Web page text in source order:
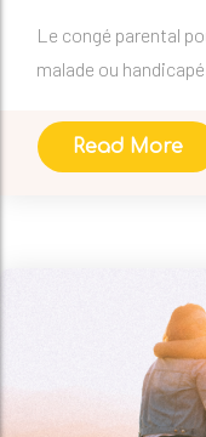
Le congé parental
malade ou
Read More